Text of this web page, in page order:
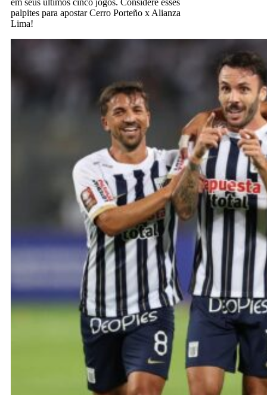
em seus últimos cinco jogos. Considere esses
palpites para apostar Cerro Porteño x Alianza
Lima!